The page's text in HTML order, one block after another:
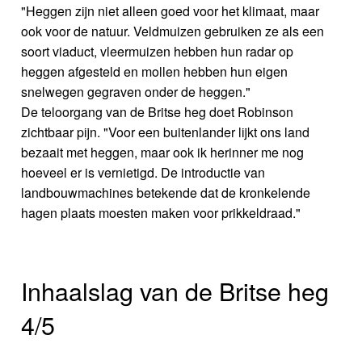
"Heggen zijn niet alleen goed voor het klimaat, maar
ook voor de natuur. Veldmuizen gebruiken ze als een
soort viaduct, vleermuizen hebben hun radar op
heggen afgesteld en mollen hebben hun eigen
snelwegen gegraven onder de heggen."
De teloorgang van de Britse heg doet Robinson
zichtbaar pijn. "Voor een buitenlander lijkt ons land
bezaait met heggen, maar ook ik herinner me nog
hoeveel er is vernietigd. De introductie van
landbouwmachines betekende dat de kronkelende
hagen plaats moesten maken voor prikkeldraad."
Inhaalslag van de Britse heg
4/5